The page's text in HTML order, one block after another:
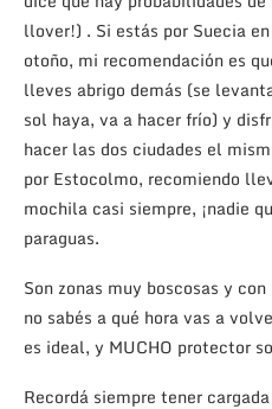
llover!) . Si estás por Suecia
otoño, mi recomendación es
lleves abrigo demás (se
sol haya, va a hacer frío) y
hacer las dos ciudades el
por Estocolmo, recomiendo
mochila casi siempre, ¡nadie
paraguas.
Son zonas muy boscosas y
no sabés a qué hora vas a
es ideal, y MUCHO protector
Recordá siempre tener